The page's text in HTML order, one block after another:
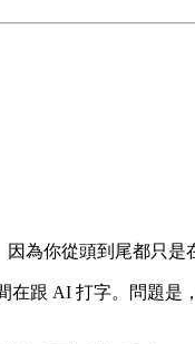
為你從頭到尾都只是
跟 AI 打字。問題